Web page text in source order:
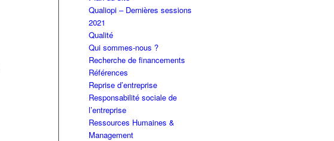
Qualiopi – Dernières sessions
2021
Qualité
Qui sommes-nous ?
Recherche de financements
Références
Reprise d’entreprise
Responsabilité sociale de
l’entreprise
Ressources Humaines &
Management